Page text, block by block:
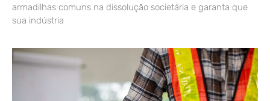
armadilhas comuns na dissolução societária e garanta que
sua indústria